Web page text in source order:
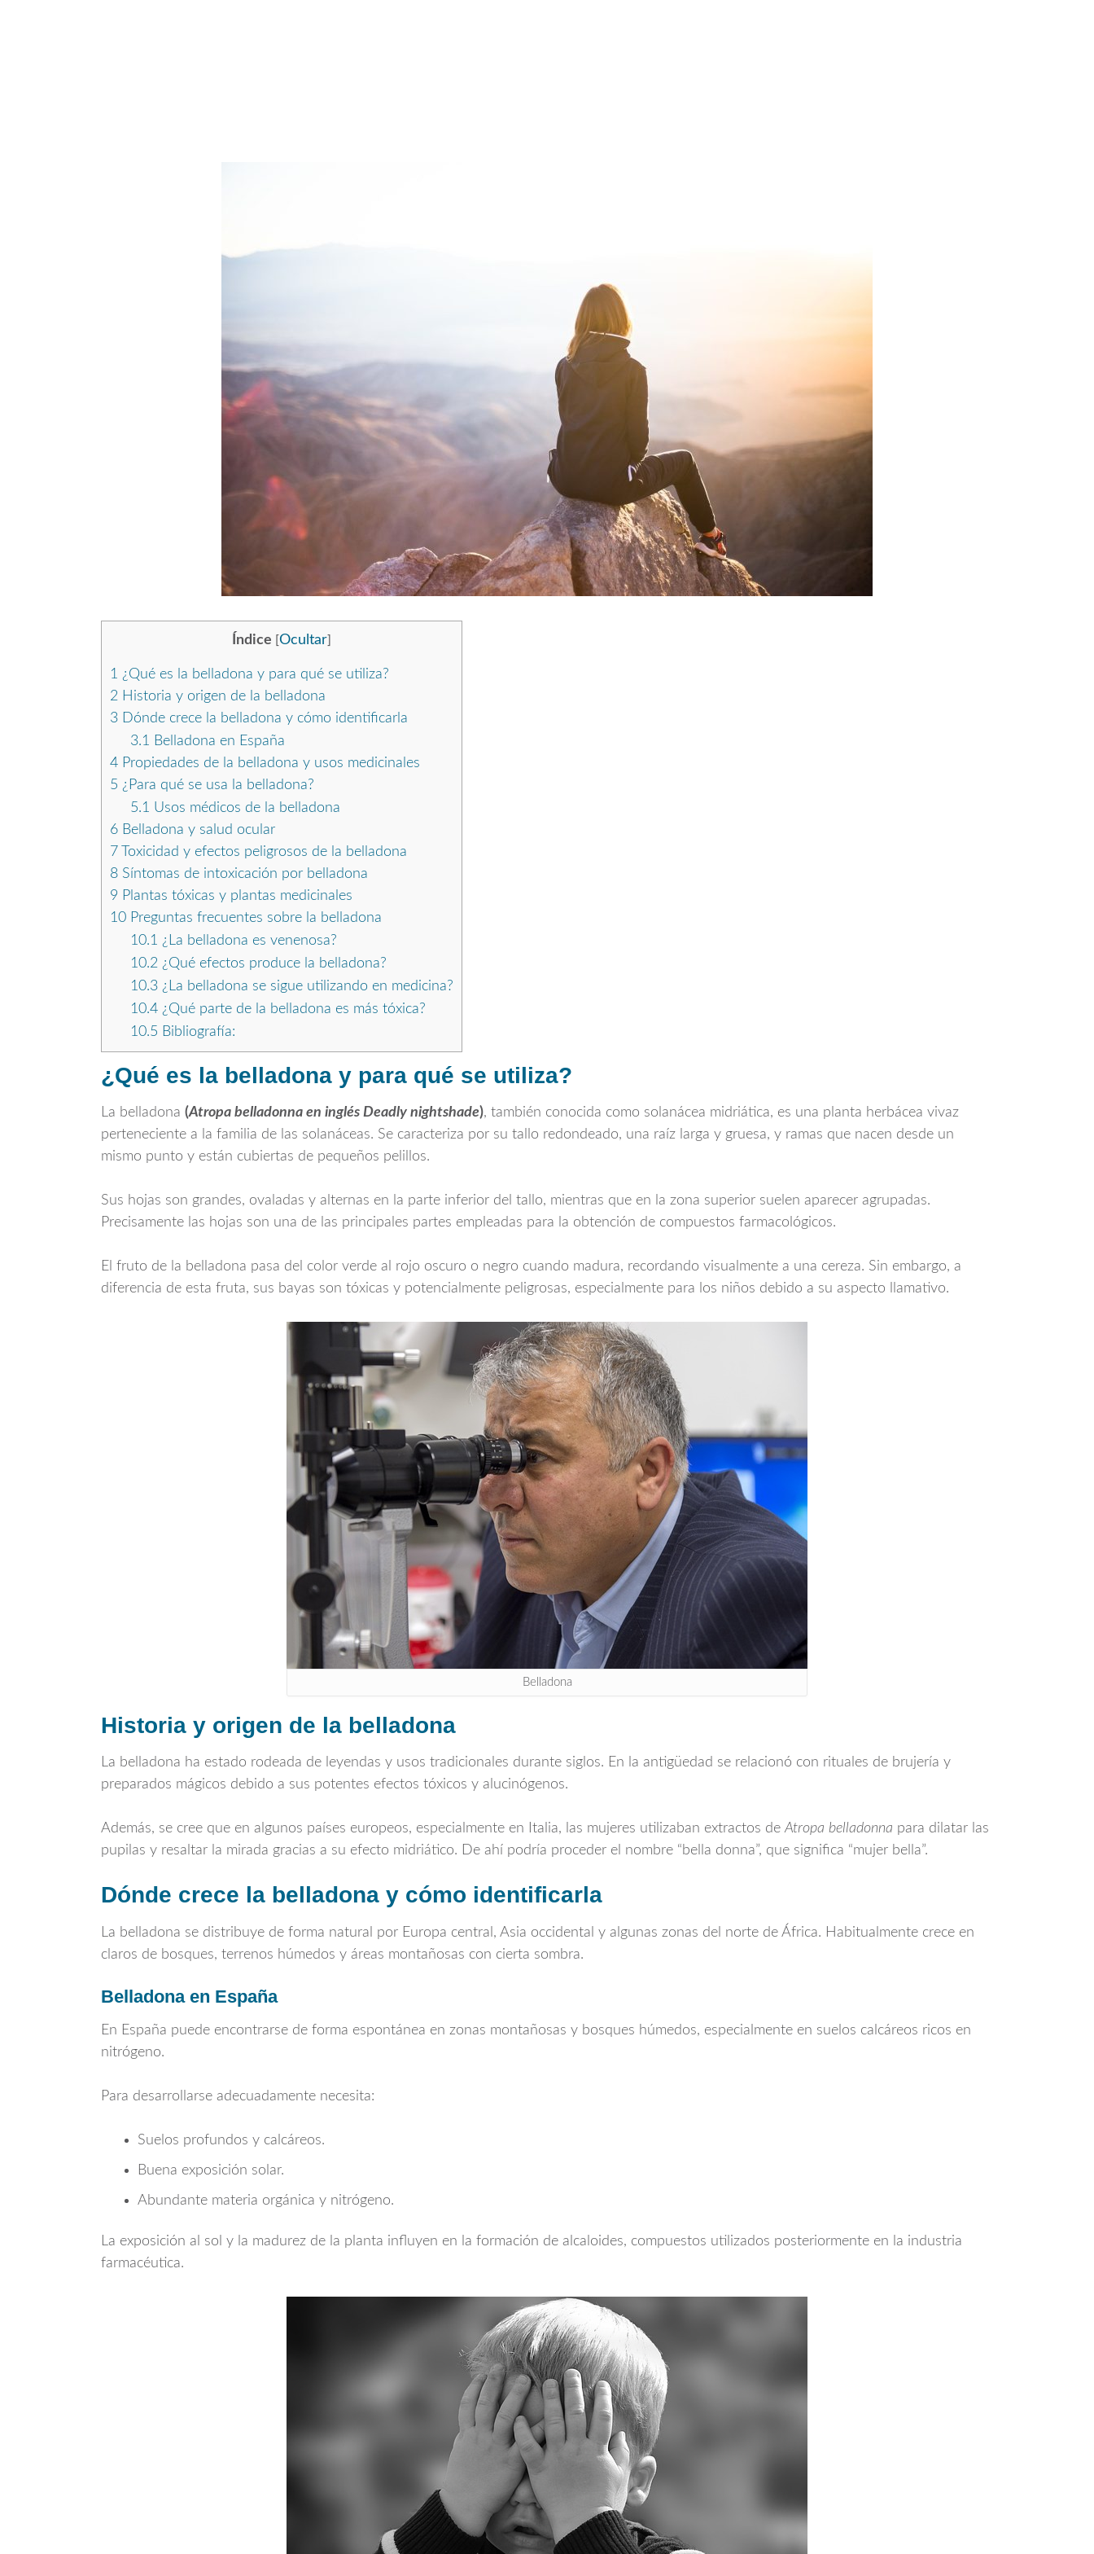
Índice [Ocultar]
1 ¿Qué es la belladona y para qué se utiliza?
2 Historia y origen de la belladona
3 Dónde crece la belladona y cómo identificarla
3.1
Belladona en España
4 Propiedades de la belladona y usos medicinales
5 ¿Para qué se usa la belladona?
5.1 Usos médicos de la belladona
6 Belladona y salud ocular
7 Toxicidad y efectos peligrosos de la belladona
8 Síntomas de intoxicación por belladona
9 Plantas tóxicas y plantas medicinales
10 Preguntas frecuentes sobre la belladona
10.1 ¿La belladona es venenosa?
10.2 ¿Qué efectos produce la belladona?
10.3¿La belladona se sigue utilizando en medicina?
10.4¿Qué parte de la belladona es más tóxica?
10.5 Bibliografía:
¿Qué es la belladona y para qué se utiliza?
La belladona (Atropa belladonna en inglés Deadly nightshade), también conocida como solanácea midriática, es una planta herbácea vivaz
perteneciente a la familia de las solanáceas. Se caracteriza por su tallo redondeado, una raíz larga y gruesa, y ramas que nacen desde un
mismo punto y están cubiertas de pequeños pelillos.
Sus hojas son grandes, ovaladas y alternas en la parte inferior del tallo, mientras que en la zona superior suelen aparecer agrupadas.
Precisamente las hojas son una de las principales partes empleadas para la obtención de compuestos farmacológicos.
El fruto de la belladona pasa del color verde al rojo oscuro o negro cuando madura, recordando visualmente a una cereza. Sin embargo, a
diferencia de esta fruta, sus bayas son tóxicas y potencialmente peligrosas, especialmente para los niños debido a su aspecto llamativo.
Belladona
Historia y origen de la belladona
La belladona ha estado rodeada de leyendas y usos tradicionales durante siglos. En la antigüedad se relacionó con rituales de brujería y
preparados mágicos debido a sus potentes efectos tóxicos y alucinógenos.
Además, se cree que en algunos países europeos, especialmente en Italia, las mujeres utilizaban extractos deAtropa belladonna para dilatar las
pupilas y resaltar la mirada gracias a su efecto midriático. De ahí podría proceder el nombre “bella donna”, que significa “mujer bella”.
Dónde crece la belladona y cómo identificarla
La belladona se distribuye de forma natural por Europa central, Asia occidental y algunas zonas del norte de África. Habitualmente crece en
claros de bosques, terrenos húmedos y áreas montañosas con cierta sombra.
Belladona en España
En España puede encontrarse de forma espontánea en zonas montañosas y bosques húmedos, especialmente en suelos calcáreos ricos en
nitrógeno.
Para desarrollarse adecuadamente necesita:
Suelos profundos y calcáreos.
Buena exposición solar.
Abundante materia orgánica y nitrógeno.
La exposición al sol y la madurez de la planta influyen en la formación de alcaloides, compuestos utilizados posteriormente en la industria
farmacéutica.